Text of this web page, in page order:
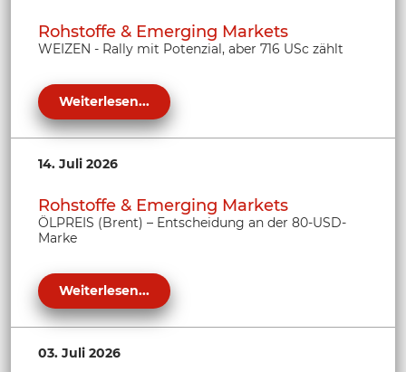
Rohstoffe & Emerging Markets
WEIZEN - Rally mit Potenzial, aber 716 USc zählt
Weiterlesen...
14. Juli 2026
Rohstoffe & Emerging Markets
ÖLPREIS (Brent) – Entscheidung an der 80-USD-
Marke
Weiterlesen...
03. Juli 2026